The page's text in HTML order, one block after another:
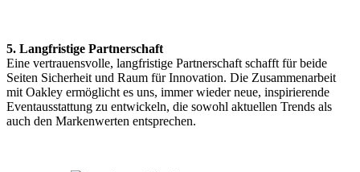
5. Langfristige Partnerschaft
Eine vertrauensvolle, langfristige Partnerschaft schafft für beide
Seiten Sicherheit und Raum für Innovation. Die Zusammenarbeit
mit Oakley ermöglicht es uns, immer wieder neue, inspirierende
Eventausstattung zu entwickeln, die sowohl aktuellen Trends als
auch den Markenwerten entsprechen.